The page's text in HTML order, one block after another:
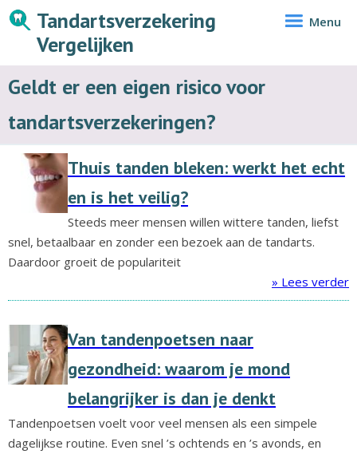
Tandartsverzekering
Vergelijken
Menu
Geldt er een eigen risico voor
tandartsverzekeringen?
Thuis tanden bleken: werkt het echt
en is het veilig?
Steeds meer mensen willen wittere tanden, liefst
snel, betaalbaar en zonder een bezoek aan de tandarts.
Daardoor groeit de populariteit
» Lees verder
Van tandenpoetsen naar
gezondheid: waarom je mond
belangrijker is dan je denkt
Tandenpoetsen voelt voor veel mensen als een simpele
dagelijkse routine. Even snel ’s ochtends en ’s avonds, en